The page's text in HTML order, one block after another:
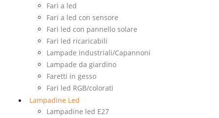
Fari a led
Fari a led con sensore
Fari led con pannello solare
Fari led ricaricabili
Lampade industriali/Capannoni
Lampade da giardino
Faretti in gesso
Fari led RGB/colorati
Lampadine Led
Lampadine led E27